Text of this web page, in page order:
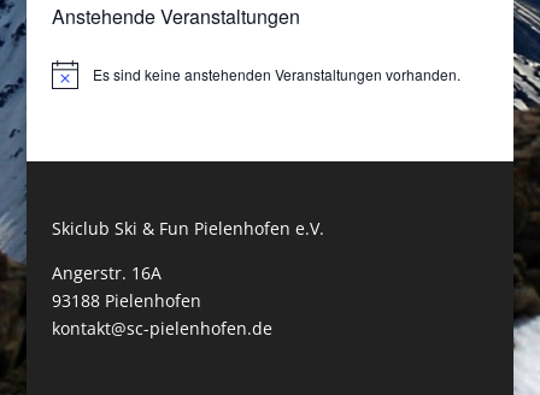
Anstehende Veranstaltungen
HinweisEs sind keine anstehenden Veranstaltungen vorhanden.
Skiclub Ski & Fun Pielenhofen e.V.
Angerstr. 16A
93188 Pielenhofen
kontakt@sc-pielenhofen.de